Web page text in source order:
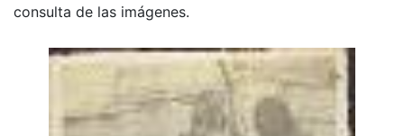
consulta de las imágenes.